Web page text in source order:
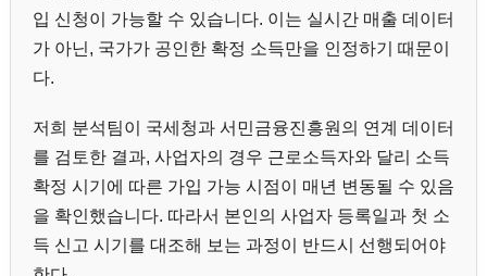
입 신청이 가능할 수 있습니다. 이는 실시간 매출 데이터
가 아닌, 국가가 공인한 확정 소득만을 인정하기 때문이
다.
저희 분석팀이 국세청과 서민금융진흥원의 연계 데이터
를 검토한 결과, 사업자의 경우 근로소득자와 달리 소득
확정 시기에 따른 가입 가능 시점이 매년 변동될 수 있음
을 확인했습니다. 따라서 본인의 사업자 등록일과 첫 소
득 신고 시기를 대조해 보는 과정이 반드시 선행되어야